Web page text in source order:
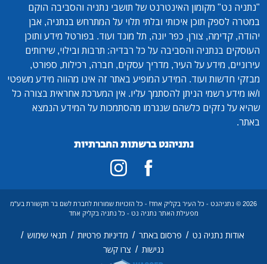
"נתניה נט" מקומון האינטרנט של תושבי נתניה והסביבה הוקם
במטרה לספק תוכן איכותי ובלתי תלוי על המתרחש בנתניה, אבן
יהודה, קדימה, צורן, כפר יונה, תל מונד ועוד. בפורטל מידע ותוכן
העוסקים בנתניה והסביבה על כל רבדיה: תרבות ובילוי, שירותים
עירוניים, מידע על העיר, מדריך עסקים, חברה, רכילות, ספורט,
מבזקי חדשות ועוד. המידע המופיע באתר זה אינו מהווה מידע משפטי
ו/או מידע רשמי הניתן להסתמך עליו. אין המערכת אחראית בצורה כל
שהיא על נזקים כלשהם שנגרמו מהסתמכות על המידע הנמצא
באתר.
נתניהנט ברשתות החברתיות
2026 © נתניהנט - כל העיר בקליק אחד! - כל הזכויות שמורות לחברת לשם בר תקשורת בע"מ
מפעילת האתר נתניה נט - כל נתניה בקליק אחד
אודות נתניה נט / פרסום באתר / מדיניות פרטיות / תנאי שימוש /
נגישות / צרו קשר